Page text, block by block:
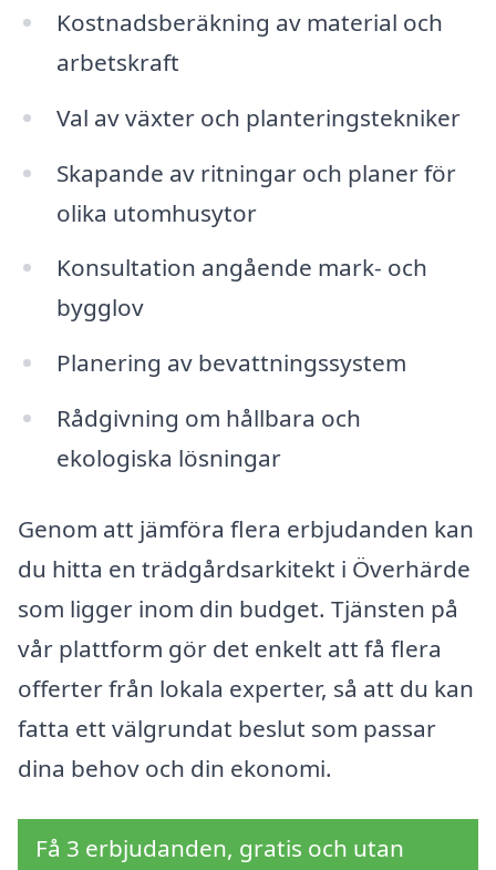
Kostnadsberäkning av material och
arbetskraft
Val av växter och planteringstekniker
Skapande av ritningar och planer för
olika utomhusytor
Konsultation angående mark- och
bygglov
Planering av bevattningssystem
Rådgivning om hållbara och
ekologiska lösningar
Genom att jämföra flera erbjudanden kan
du hitta en trädgårdsarkitekt i Överhärde
som ligger inom din budget. Tjänsten på
vår plattform gör det enkelt att få flera
offerter från lokala experter, så att du kan
fatta ett välgrundat beslut som passar
dina behov och din ekonomi.
Få 3 erbjudanden, gratis och utan